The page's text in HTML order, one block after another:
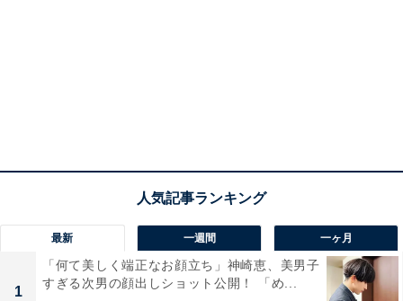
最新 一週間 一ヶ月
1
「何て美しく端正なお顔立ち」神崎恵、美男子
すぎる次男の顔出しショット公開！ 「め...